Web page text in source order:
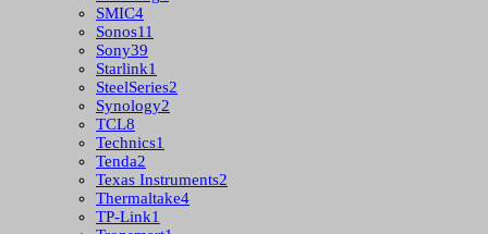
SMIC4
Sonos11
Sony39
Starlink1
SteelSeries2
Synology2
TCL8
Technics1
Tenda2
Texas Instruments2
Thermaltake4
TP-Link1